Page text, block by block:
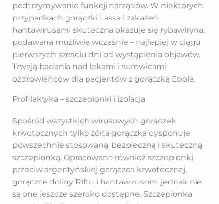
podtrzymywanie funkcji narządów. W niektórych
przypadkach gorączki Lassa i zakażeń
hantawirusami skuteczna okazuje się rybawiryna,
podawana możliwie wcześnie – najlepiej w ciągu
pierwszych sześciu dni od wystąpienia objawów.
Trwają badania nad lekami i surowicami
ozdrowieńców dla pacjentów z gorączką Ebola.
Profilaktyka – szczepionki i izolacja
Spośród wszystkich wirusowych gorączek
krwotocznych tylko żółta gorączka dysponuje
powszechnie stosowaną, bezpieczną i skuteczną
szczepionką. Opracowano również szczepionki
przeciw argentyńskiej gorączce krwotocznej,
gorączce doliny Riftu i hantawirusom, jednak nie
są one jeszcze szeroko dostępne. Szczepionka